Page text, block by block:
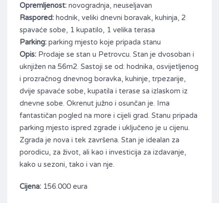
Opremljenost: novogradnja, neuseljavan
Raspored: hodnik, veliki dnevni boravak, kuhinja, 2
spavaće sobe, 1 kupatilo, 1 velika terasa
Parking: parking mjesto koje pripada stanu
Opis: Prodaje se stan u Petrovcu. Stan je dvosoban i
uknjižen na 56m2. Sastoji se od: hodnika, osvijetljenog
i prozračnog dnevnog boravka, kuhinje, trpezarije,
dvije spavaće sobe, kupatila i terase sa izlaskom iz
dnevne sobe. Okrenut južno i osunčan je. Ima
fantastičan pogled na more i cijeli grad. Stanu pripada
parking mjesto ispred zgrade i uključeno je u cijenu.
Zgrada je nova i tek završena. Stan je idealan za
porodicu, za život, ali kao i investicija za izdavanje,
kako u sezoni, tako i van nje.
Cijena: 156.000 eura